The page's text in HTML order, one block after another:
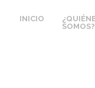
INICIO
SOMOS?